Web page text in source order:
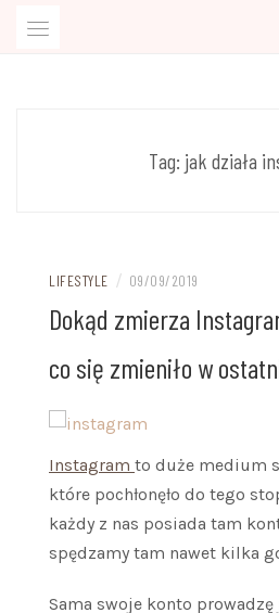
Tag: jak działa
LIFESTYLE / 09/09/2019
Dokąd zmierza
co się zmieniło w
Instagram to duże medium
które pochłonęło do tego
każdy z nas posiada tam
spędzamy tam nawet kilka
Sama swoje konto